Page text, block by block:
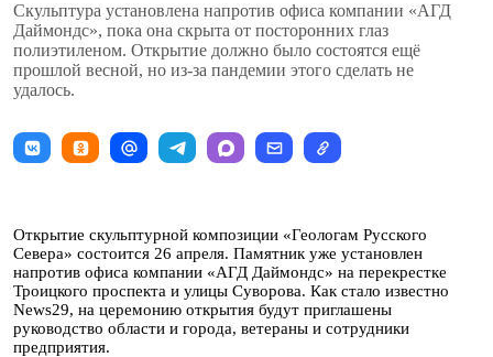
Скульптура установлена напротив офиса компании «АГД
Даймондс», пока она скрыта от посторонних глаз
полиэтиленом. Открытие должно было состоятся ещё
прошлой весной, но из-за пандемии этого сделать не
удалось.
Открытие скульптурной композиции «Геологам Русского
Севера» состоится 26 апреля. Памятник уже установлен
напротив офиса компании «АГД Даймондс» на перекрестке
Троицкого проспекта и улицы Суворова. Как стало известно
News29, на церемонию открытия будут приглашены
руководство области и города, ветераны и сотрудники
предприятия.